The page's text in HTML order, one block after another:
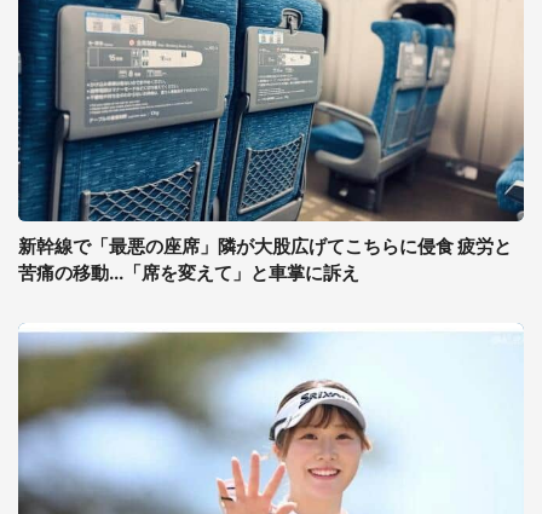
新幹線で「最悪の座席」隣が大股広げてこちらに侵食 疲労と
苦痛の移動...「席を変えて」と車掌に訴え